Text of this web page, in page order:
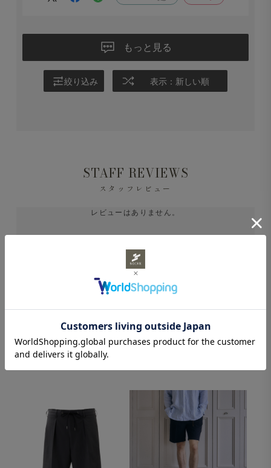
もっと見る
絞り込み 表示：新しい順
STAFF REVIEWS
スタッフレビュー
レビューはありません。
あなたにおすすめ